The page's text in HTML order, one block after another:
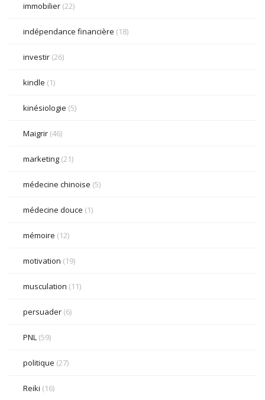
immobilier (22)
indépendance financière (18)
investir (26)
kindle (1)
kinésiologie (5)
Maigrir (46)
marketing (21)
médecine chinoise (5)
médecine douce (1)
mémoire (12)
motivation (19)
musculation (11)
persuader (6)
PNL (59)
politique (27)
Reiki (16)